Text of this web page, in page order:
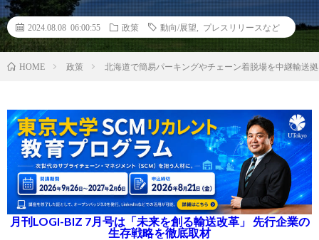
2024.08.08 06:00:55 政策 動向/展望 プレスリリースなど
HOME 政策 北海道で簡易パーキングやチェーン着脱場を中継輸送
月刊LOGI-BIZ 7月号は「未来を創る輸送改革」 先行企業の
生存戦略を徹底取材